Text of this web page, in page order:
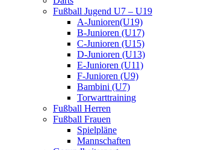
Fußball Jugend U7 – U19
A-Junioren(U19)
B-Junioren (U17)
C-Junioren (U15)
D-Junioren (U13)
E-Junioren (U11)
F-Junioren (U9)
Bambini (U7)
Torwarttraining
Fußball Herren
Fußball Frauen
Spielpläne
Mannschaften